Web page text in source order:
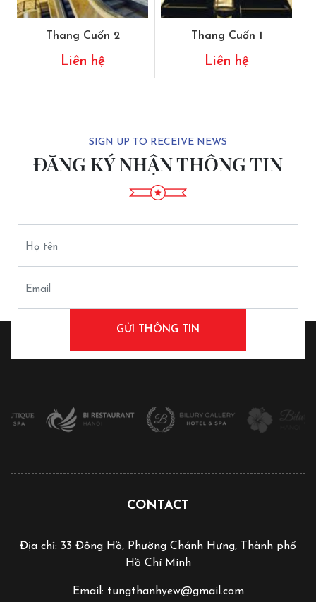
Thang Cuốn 2
Liên hệ
Thang Cuốn 1
Liên hệ
SIGN UP TO RECEIVE NEWS
ĐĂNG KÝ NHẬN THÔNG TIN
Họ tên
Email
CONTACT
Địa chỉ: 33 Đông Hồ, Phường Chánh Hưng, Thành phố
Hồ Chí Minh
Email: tungthanhyew@gmail.com